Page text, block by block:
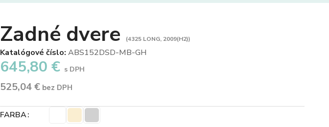
Zadné dvere (4325 LONG, 2009(H2))
Katalógové číslo: ABS152DSD-MB-GH
645,80 € s DPH
525,04€bez DPH
FARBA